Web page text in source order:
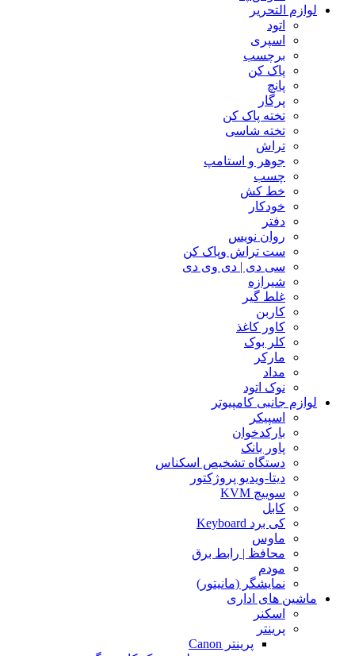
لوازم التحریر
اتود
اسپری
برچسب
پاک کن
پانچ
پرگار
تخته پاک کن
تخته شاسی
تراش
جوهر و استامپ
چسب
خط کش
خودکار
دفتر
روان نویس
ست تراش وپاک کن
سی دی | دی وی دی
شیرازه
غلط گیر
کاربن
کاور کاغذ
کلر بوک
مارکر
مداد
نوک اتود
لوازم جانبی کامپیوتر
اسپیکر
بارکدخوان
پاور بانک
دستگاه تشخیص اسکناس
دیتا-ویدیو پروژکتور
سوییچ KVM
کابل
کی برد Keyboard
ماوس
محافظ | رابط برق
مودم
نمایشگر (مانیتور)
ماشین های اداری
اسکنر
پرینتر
پرینتر Canon